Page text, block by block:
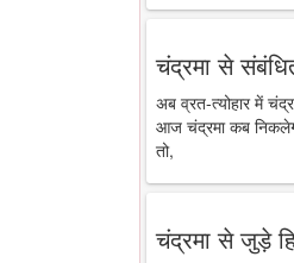
चंद्रमा से
अब व्रत-त्योहार में
आज चंद्रमा कब
तो,
चंद्रमा से जुड़े